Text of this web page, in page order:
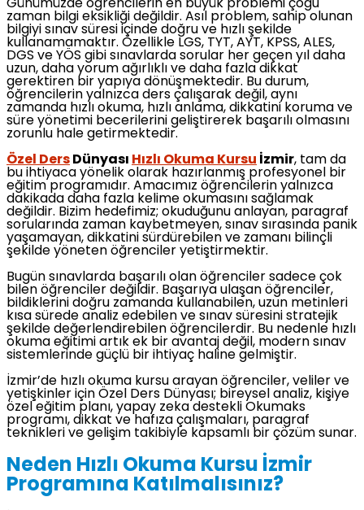
Günümüzde öğrencilerin en büyük problemi çoğu
zaman bilgi eksikliği değildir. Asıl problem, sahip olunan
bilgiyi sınav süresi içinde doğru ve hızlı şekilde
kullanamamaktır. Özellikle LGS, TYT, AYT, KPSS, ALES,
DGS ve YÖS gibi sınavlarda sorular her geçen yıl daha
uzun, daha yorum ağırlıklı ve daha fazla dikkat
gerektiren bir yapıya dönüşmektedir. Bu durum,
öğrencilerin yalnızca ders çalışarak değil, aynı
zamanda hızlı okuma, hızlı anlama, dikkatini koruma ve
süre yönetimi becerilerini geliştirerek başarılı olmasını
zorunlu hale getirmektedir.
Özel Ders Dünyası Hızlı Okuma Kursu İzmir, tam da
bu ihtiyaca yönelik olarak hazırlanmış profesyonel bir
eğitim programıdır. Amacımız öğrencilerin yalnızca
dakikada daha fazla kelime okumasını sağlamak
değildir. Bizim hedefimiz; okuduğunu anlayan, paragraf
sorularında zaman kaybetmeyen, sınav sırasında panik
yaşamayan, dikkatini sürdürebilen ve zamanı bilinçli
şekilde yöneten öğrenciler yetiştirmektir.
Bugün sınavlarda başarılı olan öğrenciler sadece çok
bilen öğrenciler değildir. Başarıya ulaşan öğrenciler,
bildiklerini doğru zamanda kullanabilen, uzun metinleri
kısa sürede analiz edebilen ve sınav süresini stratejik
şekilde değerlendirebilen öğrencilerdir. Bu nedenle hızlı
okuma eğitimi artık ek bir avantaj değil, modern sınav
sistemlerinde güçlü bir ihtiyaç haline gelmiştir.
İzmir’de hızlı okuma kursu arayan öğrenciler, veliler ve
yetişkinler için Özel Ders Dünyası; bireysel analiz, kişiye
özel eğitim planı, yapay zeka destekli Okumaks
programı, dikkat ve hafıza çalışmaları, paragraf
teknikleri ve gelişim takibiyle kapsamlı bir çözüm sunar.
Neden Hızlı Okuma Kursu İzmir
Programına Katılmalısınız?